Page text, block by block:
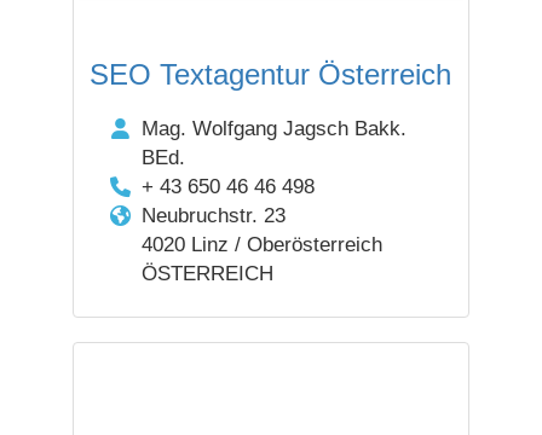
SEO Textagentur Österreich
Mag. Wolfgang Jagsch Bakk.
BEd.
+ 43 650 46 46 498
Neubruchstr. 23
4020 Linz / Oberösterreich
ÖSTERREICH